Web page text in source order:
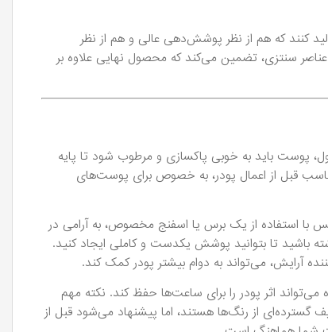
کنند که هم از نظر پوشش‌دهی عالی و هم از نظر
عناصر سنتزی، تضمین می‌کند که محصول نهایی علاوه بر
پوست باید به خوبی پاکسازی و مرطوب شود تا پایه
قبل از اعمال پودر، به خصوص برای پوست‌های
با استفاده از یک برس یا اسفنج مخصوص، به آرامی در
باشید تا بتوانید پوشش یکدست و کاملی ایجاد کنید.
آرایش، می‌تواند به دوام بیشتر پودر کمک کند.
اثر پودر را برای ساعت‌ها حفظ کند. نکته مهم
از رنگ‌ها هستند، اما پیشنهاد می‌شود قبل از